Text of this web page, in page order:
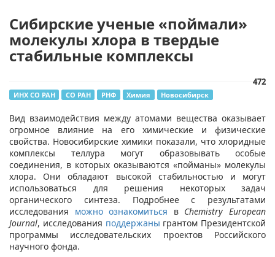
Сибирские ученые «поймали»
молекулы хлора в твердые
стабильные комплексы
472
ИНХ СО РАН СО РАН РНФ Химия Новосибирск
Вид взаимодействия между атомами вещества оказывает
огромное влияние на его химические и физические
свойства. Новосибирские химики показали, что хлоридные
комплексы теллура могут образовывать особые
соединения, в которых оказываются «пойманы» молекулы
хлора. Они обладают высокой стабильностью и могут
использоваться для решения некоторых задач
органического синтеза. Подробнее с результатами
исследования можно ознакомиться в Chemistry European
Journal, исследования поддержаны грантом Президентской
программы исследовательских проектов Российского
научного фонда.